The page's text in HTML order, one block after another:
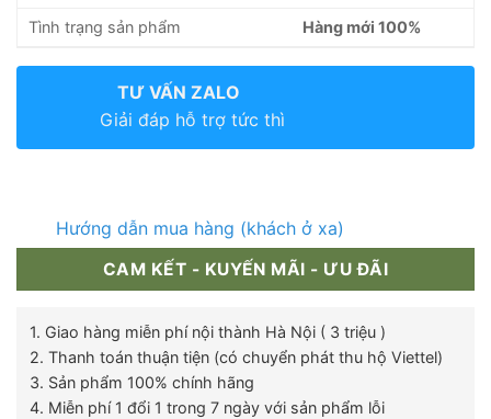
Tình trạng sản phẩm Hàng mới 100%
TƯ VẤN ZALO
Giải đáp hỗ trợ tức thì
Hướng dẫn mua hàng (khách ở xa)
CAM KẾT - KUYẾN MÃI - ƯU ĐÃI
1. Giao hàng miễn phí nội thành Hà Nội ( 3 triệu )
2. Thanh toán thuận tiện (có chuyển phát thu hộ Viettel)
3. Sản phẩm 100% chính hãng
4. Miễn phí 1 đổi 1 trong 7 ngày với sản phẩm lỗi